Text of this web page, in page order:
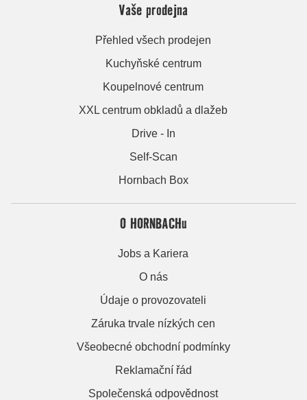
Vaše prodejna
Přehled všech prodejen
Kuchyňské centrum
Koupelnové centrum
XXL centrum obkladů a dlažeb
Drive - In
Self-Scan
Hornbach Box
O HORNBACHu
Jobs a Kariera
O nás
Údaje o provozovateli
Záruka trvale nízkých cen
Všeobecné obchodní podmínky
Reklamační řád
Společenská odpovědnost